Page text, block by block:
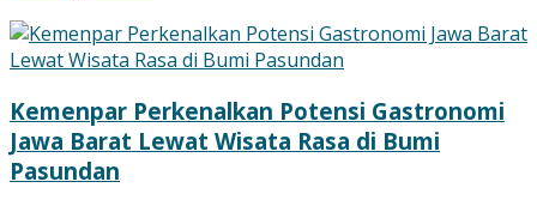
Kemenpar Perkenalkan Potensi Gastronomi
Jawa Barat Lewat Wisata Rasa di Bumi
Pasundan